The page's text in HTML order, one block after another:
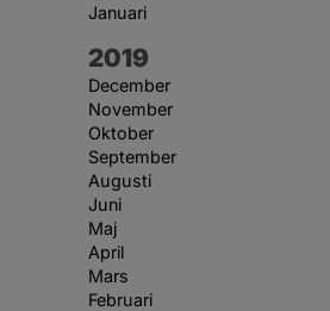
Januari
År:
2019
December
November
Oktober
September
Augusti
Juni
Maj
April
Mars
Februari